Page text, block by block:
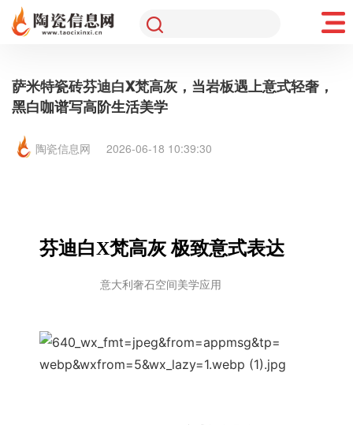
萨米特瓷砖芬迪白X梵高灰，当岩板遇上意式轻奢，
黑白咖谱写高阶生活美学
陶瓷信息网 2026-06-18 10:39:30
芬迪白X梵高灰 极致意式表达
意大利奢石空间美学应用